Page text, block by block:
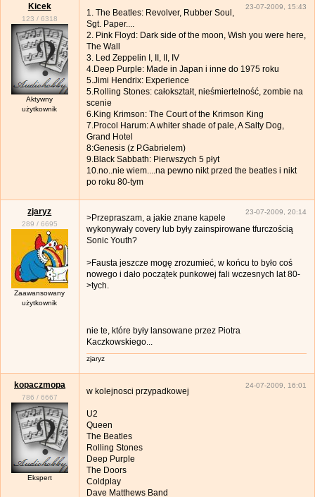
Kicek
123 / 6318
Aktywny
użytkownik
23-07-2009, 15:43
1. The Beatles: Revolver, Rubber Soul,
Sgt. Paper....
2. Pink Floyd: Dark side of the moon, Wish you were here,
The Wall
3. Led Zeppelin I, II, II, IV
4.Deep Purple: Made in Japan i inne do 1975 roku
5.Jimi Hendrix: Experience
5.Rolling Stones: całokształt, nieśmiertelność, zombie na
scenie
6.King Krimson: The Court of the Krimson King
7.Procol Harum: A whiter shade of pale, A Salty Dog,
Grand Hotel
8:Genesis (z P.Gabrielem)
9.Black Sabbath: Pierwszych 5 płyt
10.no..nie wiem....na pewno nikt przed the beatles i nikt
po roku 80-tym
zjaryz
289 / 6695
Zaawansowany
użytkownik
23-07-2009, 20:14
>Przepraszam, a jakie znane kapele
wykonywały covery lub były zainspirowane tfurczością
Sonic Youth?
>Fausta jeszcze mogę zrozumieć, w końcu to było coś
nowego i dało początek punkowej fali wczesnych lat 80-
>tych.
nie te, które były lansowane przez Piotra
Kaczkowskiego...
zjaryz
kopaczmopa
786 / 6667
Ekspert
24-07-2009, 16:01
w kolejnosci przypadkowej
U2
Queen
The Beatles
Rolling Stones
Deep Purple
The Doors
Coldplay
Dave Matthews Band